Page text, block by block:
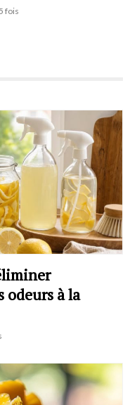
fois
odeurs à la